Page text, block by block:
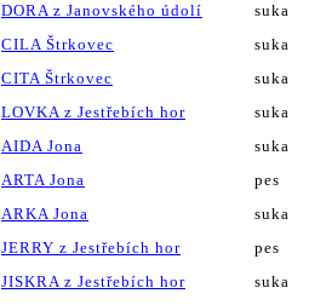
DORA z Janovského údolí
suka
CILA Štrkovec
suka
CITA Štrkovec
suka
LOVKA z Jestřebích hor
suka
AIDA Jona
suka
ARTA Jona
pes
ARKA Jona
suka
JERRY z Jestřebích hor
pes
JISKRA z Jestřebích hor
suka